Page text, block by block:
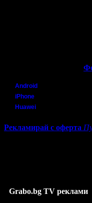
Android
iPhone
Huawei
Рекламирай с оферта
Grabo.bg TV реклами